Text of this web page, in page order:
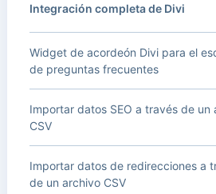
Integración completa de Divi
Widget de acordeón Divi para el
de preguntas frecuentes
Importar datos SEO a través de un
CSV
Importar datos de redirecciones a
de un archivo CSV